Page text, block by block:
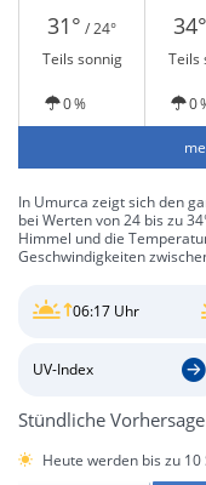
31° / 24° 34°
Teils sonnig
Teils
0 % 0
In Umurca zeigt sich den
bei Werten von 24 bis zu
Himmel und die
Geschwindigkeiten
06:17 Uhr
UV-Index
Stündliche
Heute werden bis zu